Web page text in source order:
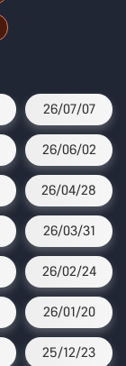
26/07/07
26/06/02
26/04/28
26/03/31
26/02/24
26/01/20
25/12/23